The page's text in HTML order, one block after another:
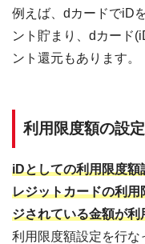
例えば、dカードでiD
ント貯まり、dカード
ント還元もあります。
利用限度額の設
iDとしての利用限度額
レジットカードの利
ジされている金額が
利用限度額設定を行な